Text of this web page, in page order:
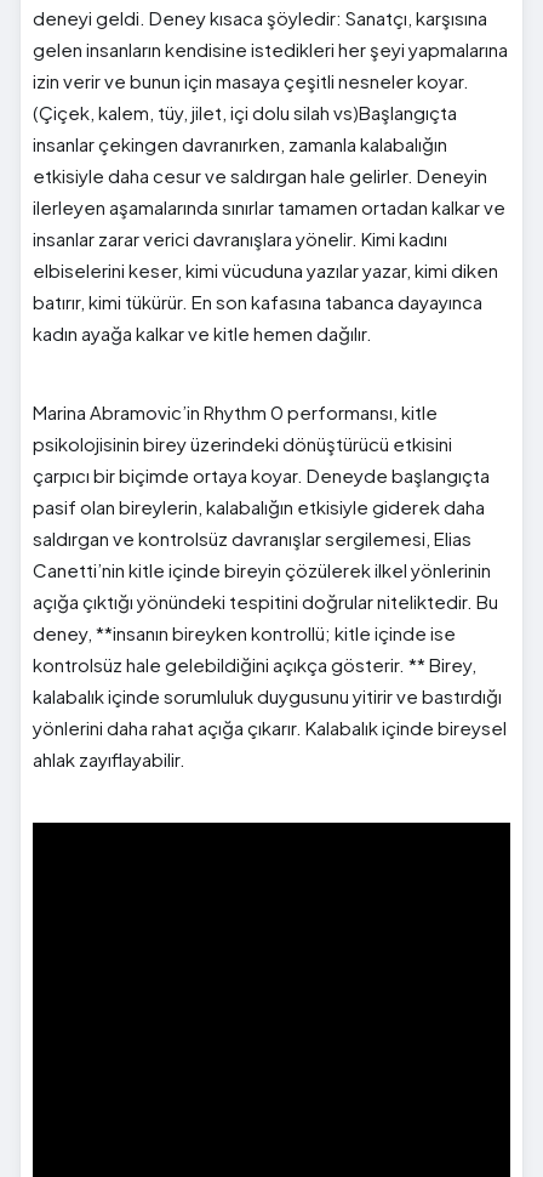
deneyi geldi. Deney kısaca şöyledir: Sanatçı, karşısına
gelen insanların kendisine istedikleri her şeyi yapmalarına
izin verir ve bunun için masaya çeşitli nesneler koyar.
(Çiçek, kalem, tüy, jilet, içi dolu silah vs)Başlangıçta
insanlar çekingen davranırken, zamanla kalabalığın
etkisiyle daha cesur ve saldırgan hale gelirler. Deneyin
ilerleyen aşamalarında sınırlar tamamen ortadan kalkar ve
insanlar zarar verici davranışlara yönelir. Kimi kadını
elbiselerini keser, kimi vücuduna yazılar yazar, kimi diken
batırır, kimi tükürür. En son kafasına tabanca dayayınca
kadın ayağa kalkar ve kitle hemen dağılır.
Marina Abramovic’in Rhythm 0 performansı, kitle
psikolojisinin birey üzerindeki dönüştürücü etkisini
çarpıcı bir biçimde ortaya koyar. Deneyde başlangıçta
pasif olan bireylerin, kalabalığın etkisiyle giderek daha
saldırgan ve kontrolsüz davranışlar sergilemesi, Elias
Canetti’nin kitle içinde bireyin çözülerek ilkel yönlerinin
açığa çıktığı yönündeki tespitini doğrular niteliktedir. Bu
deney, **insanın bireyken kontrollü; kitle içinde ise
kontrolsüz hale gelebildiğini açıkça gösterir. ** Birey,
kalabalık içinde sorumluluk duygusunu yitirir ve bastırdığı
yönlerini daha rahat açığa çıkarır. Kalabalık içinde bireysel
ahlak zayıflayabilir.